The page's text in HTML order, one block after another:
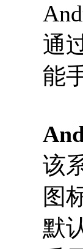
通
能
该
图
默